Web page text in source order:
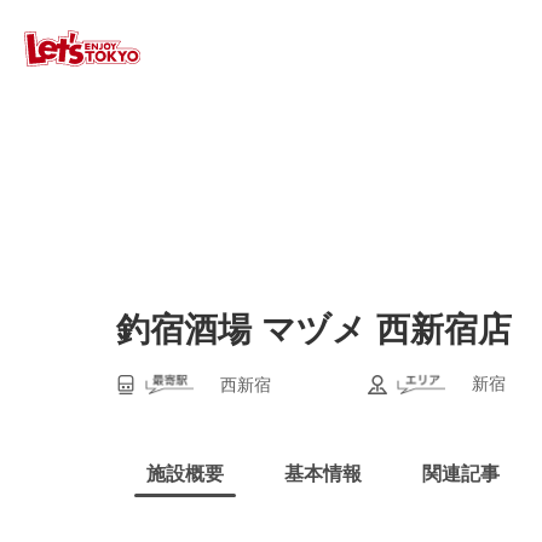
釣宿酒場 マヅメ 西新宿店
西新宿 新宿
施設概要 基本情報 関連記事